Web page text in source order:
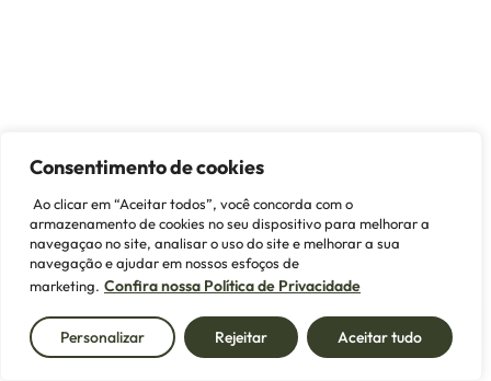
Consentimento de cookies
Ao clicar em “Aceitar todos”, você concorda com o
armazenamento de cookies no seu dispositivo para melhorar a
navegaçao no site, analisar o uso do site e melhorar a sua
navegação e ajudar em nossos esfoços de
marketing. Confira nossa Política de Privacidade
Personalizar Rejeitar Aceitar tudo